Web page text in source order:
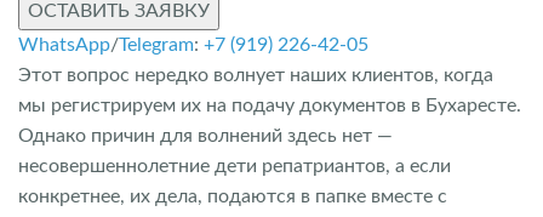
ОСТАВИТЬ ЗАЯВКУ
WhatsApp/Telegram: +7 (919) 226-42-05
Этот вопрос нередко волнует наших клиентов, когда
мы регистрируем их на подачу документов в Бухаресте.
Однако причин для волнений здесь нет —
несовершеннолетние дети репатриантов, а если
конкретнее, их дела, подаются в папке вместе с